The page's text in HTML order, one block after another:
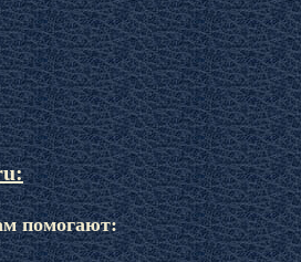
помогают: